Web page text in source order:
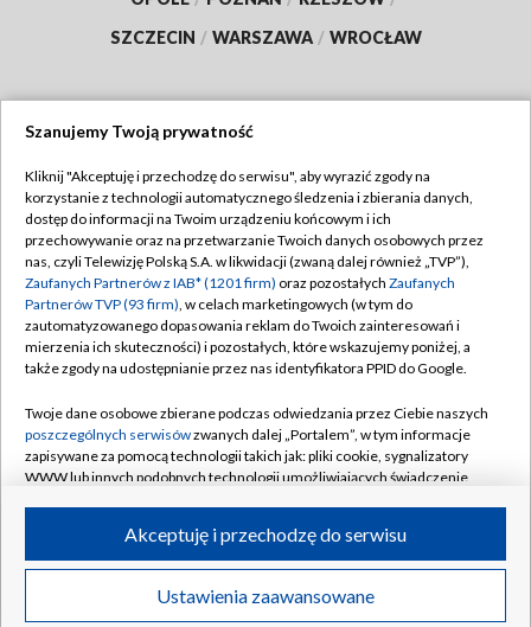
SZCZECIN / WARSZAWA / WROCŁAW
TVP
Abonament TVP
Emisja w TVP
Centrum informacji TVP
Naziemna Telewizja Cyfrowa
Rada Programowa
System NOS
Informacje o nadawcy
Program dla prasy
Ogłoszenie przetargowe
Regulamin TVP
Polityka prywatności
Moje zgody
Pomoc
Kontakt
Kanały
©2026 Telewizja Polska S.A. w likwidacji
Szanujemy Twoją prywatność
Kliknij "Akceptuję i przechodzę do serwisu", aby wyrazić zgody na
korzystanie z technologii automatycznego śledzenia i zbierania danych,
dostęp do informacji na Twoim urządzeniu końcowym i ich
przechowywanie oraz na przetwarzanie Twoich danych osobowych przez
nas, czyli Telewizję Polską S.A. w likwidacji (zwaną dalej również „TVP”),
Zaufanych Partnerów z IAB* (1201 firm) oraz pozostałych Zaufanych
Partnerów TVP (93 firm), w celach marketingowych (w tym do
zautomatyzowanego dopasowania reklam do Twoich zainteresowań i
mierzenia ich skuteczności) i pozostałych, które wskazujemy poniżej, a
także zgody na udostępnianie przez nas identyfikatora PPID do Google.
Twoje dane osobowe zbierane podczas odwiedzania przez Ciebie naszych
poszczególnych serwisówzwanych dalej „Portalem”, w tym informacje
zapisywane za pomocą technologii takich jak: pliki cookie, sygnalizatory
WWW lub innych podobnych technologii umożliwiających świadczenie
ruchu w Internecie.
Twoje dane osobowe zbierane podczas odwiedzania przez Ciebie
poszczególnych serwisówna Portalu, takie jak adresy IP, identyfikatory
Ustawienia zaawansowane
Akceptuję i przechodzę do serwisu